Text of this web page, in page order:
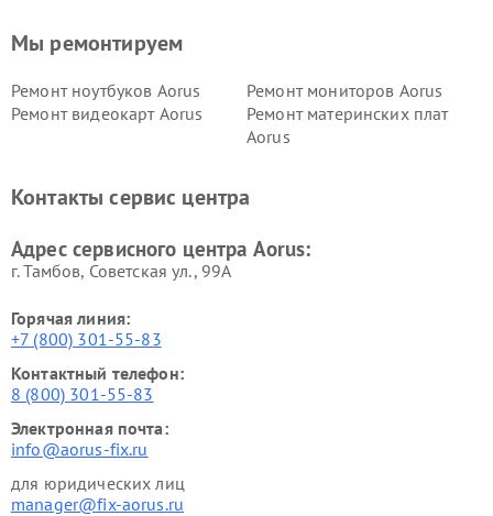
Мы ремонтируем
Ремонт ноутбуков Aorus
Ремонт мониторов Aorus
Ремонт видеокарт Aorus
Ремонт материнских плат
Aorus
Контакты сервис центра
Адрес сервисного центра Aorus:
г. Тамбов, Советская ул., 99А
Горячая линия:
+7 (800) 301-55-83
Контактный телефон:
8 (800) 301-55-83
Электронная почта:
info@aorus-fix.ru
для юридических лиц
manager@fix-aorus.ru